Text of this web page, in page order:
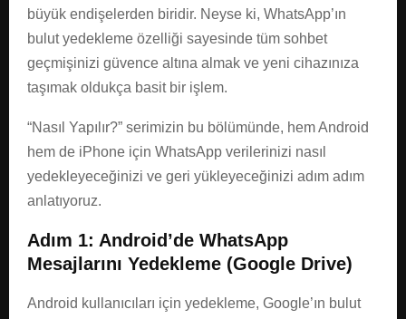
büyük endişelerden biridir. Neyse ki, WhatsApp’ın
bulut yedekleme özelliği sayesinde tüm sohbet
geçmişinizi güvence altına almak ve yeni cihazınıza
taşımak oldukça basit bir işlem.
“Nasıl Yapılır?” serimizin bu bölümünde, hem Android
hem de iPhone için WhatsApp verilerinizi nasıl
yedekleyeceğinizi ve geri yükleyeceğinizi adım adım
anlatıyoruz.
Adım 1: Android’de WhatsApp
Mesajlarını Yedekleme (Google Drive)
Android kullanıcıları için yedekleme, Google’ın bulut